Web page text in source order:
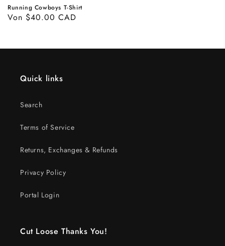
Running Cowboys T-Shirt
Normaler
Von $40.00 CAD
Quick links
Search
Terms of Service
Returns, Exchanges & Refunds
Privacy Policy
Portal Login
Cut Loose Thanks You!